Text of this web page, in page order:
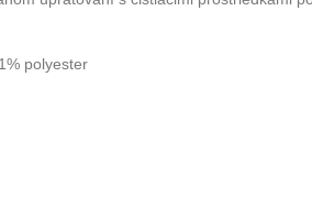
polyester